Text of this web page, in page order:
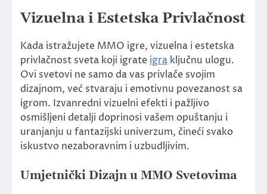
Vizuelna i Estetska Privlačnost
Kada istražujete MMO igre, vizuelna i estetska
privlačnost sveta koji igrate igra ključnu ulogu.
Ovi svetovi ne samo da vas privlače svojim
dizajnom, već stvaraju i emotivnu povezanost sa
igrom. Izvanredni vizuelni efekti i pažljivo
osmišljeni detalji doprinosi vašem opuštanju i
uranjanju u fantazijski univerzum, čineći svako
iskustvo nezaboravnim i uzbudljivim.
Umjetnički Dizajn u MMO Svetovima